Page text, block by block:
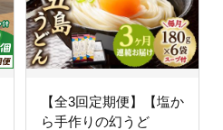
【全3回定期便】【塩か
ら手作りの幻うど